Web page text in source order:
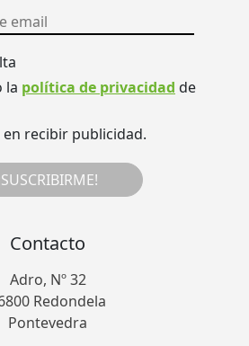
la política de privacidad de
recibir publicidad.
Contacto
Adro, Nº 32
Redondela
Pontevedra